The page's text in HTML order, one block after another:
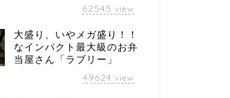
62545 view
大盛り、いやメガ盛り！！
なインパクト最大級のお弁
当屋さん「ラブリー」
49624 view